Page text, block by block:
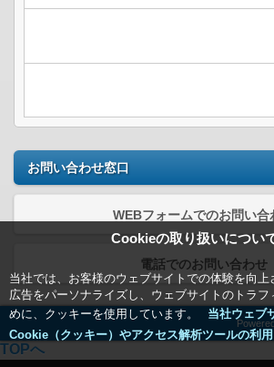
Cookieの取り扱いについ
当社では、お客様のウェブサイトでの体験を向
広告をパーソナライズし、ウェブサイトのトラフ
めに、クッキーを使用しています。
当社ウェブ
Cookie（クッキー）やアクセス解析ツールの利用
お問い合わせ窓口
WEBフォームでのお問い合
電話でのお問い合わせ
TOPへ